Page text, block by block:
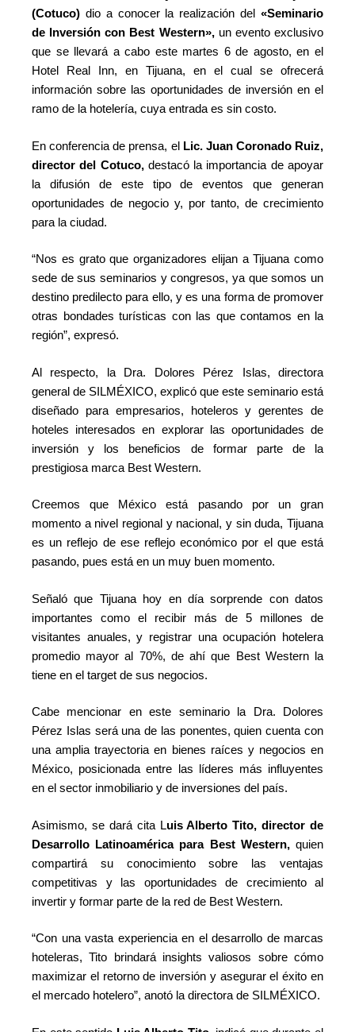
(Cotuco) dio a conocer la realización del «Seminario
de Inversión con Best Western»,un evento exclusivo
que se llevará a cabo este martes 6 de agosto, en el
Hotel Real Inn, en Tijuana, en el cual se ofrecerá
información sobre las oportunidades de inversión en el
ramo de la hotelería, cuya entrada es sin costo.
En conferencia de prensa, el Lic. Juan Coronado Ruiz,
director del Cotuco,destacó la importancia de apoyar
la difusión de este tipo de eventos que generan
oportunidades de negocio y, por tanto, de crecimiento
para la ciudad.
“Nos es grato que organizadores elijan a Tijuana como
sede de sus seminarios y congresos, ya que somos un
destino predilecto para ello, y es una forma de promover
otras bondades turísticas con las que contamos en la
región”, expresó.
Al respecto, la Dra. Dolores Pérez Islas, directora
general de SILMÉXICO, explicó que este seminario está
diseñado para empresarios, hoteleros y gerentes de
hoteles interesados en explorar las oportunidades de
inversión y los beneficios de formar parte de la
prestigiosa marca Best Western.
Creemos que México está pasando por un gran
momento a nivel regional y nacional, y sin duda, Tijuana
es un reflejo de ese reflejo económico por el que está
pasando, pues está en un muy buen momento.
Señaló que Tijuana hoy en día sorprende con datos
importantes como el recibir más de 5 millones de
visitantes anuales, y registrar una ocupación hotelera
promedio mayor al 70%, de ahí que Best Western la
tiene en el target de sus negocios.
Cabe mencionar en este seminario la Dra. Dolores
Pérez Islas será una de las ponentes, quien cuenta con
una amplia trayectoria en bienes raíces y negocios en
México, posicionada entre las líderes más influyentes
en el sector inmobiliario y de inversiones del país.
Asimismo, se dará cita Luis Alberto Tito, director de
Desarrollo Latinoamérica para Best Western,quien
compartirá su conocimiento sobre las ventajas
competitivas y las oportunidades de crecimiento al
invertir y formar parte de la red de Best Western.
“Con una vasta experiencia en el desarrollo de marcas
hoteleras, Tito brindará insights valiosos sobre cómo
maximizar el retorno de inversión y asegurar el éxito en
el mercado hotelero”, anotó la directora de SILMÉXICO.